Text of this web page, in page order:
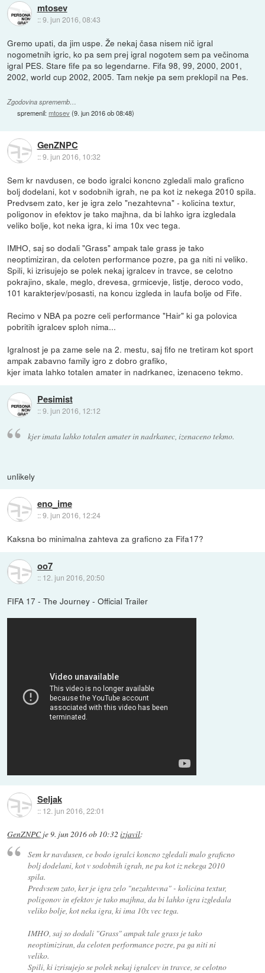
mtosev
::9. jun 2016, 08:43
Gremo upati, da jim uspe. Že nekaj časa nisem nič igral
nogometnih igric, ko pa sem prej igral nogotem sem pa večinoma
igral PES. Stare fife pa so legendarne. Fifa 98, 99, 2000, 2001,
2002, world cup 2002, 2005. Tam nekje pa sem preklopil na Pes.
Zgodovina sprememb…
spremenil:mtosev(9. jun 2016 ob 08:48)
GenZNPC
::9. jun 2016, 10:32
Sem kr navdusen, ce bodo igralci koncno zgledali malo graficno
bolj dodelani, kot v sodobnih igrah, ne pa kot iz nekega 2010 spila.
Predvsem zato, ker je igra zelo "nezahtevna" - kolicina textur,
poligonov in efektov je tako majhna, da bi lahko igra izgledala
veliko bolje, kot neka igra, ki ima 10x vec tega.
IMHO, saj so dodali "Grass" ampak tale grass je tako
neoptimiziran, da celoten performance pozre, pa ga niti ni veliko.
Spili, ki izrisujejo se polek nekaj igralcev in travce, se celotno
pokrajino, skale, meglo, drevesa, grmicevje, listje, deroco vodo,
101 karakterjev/posasti, na koncu izgleda in laufa bolje od Fife.
Recimo v NBA pa pozre celi performance "Hair" ki ga polovica
pobritih igralcev sploh nima...
Igralnost je pa zame sele na 2. mestu, saj fifo ne tretiram kot sport
ampak zabavno family igro z dobro grafiko,
kjer imata lahko totalen amater in nadrkanec, izenaceno tekmo.
Pesimist
::9. jun 2016, 12:12
kjer imata lahko totalen amater in nadrkanec, izenaceno tekmo.
unlikely
eno_ime
::9. jun 2016, 12:24
Kaksna bo minimalna zahteva za graficno za Fifa17?
oo7
:: 12. jun 2016, 20:50
FIFA 17 - The Journey - Official Trailer
Seljak
:: 12. jun 2016, 22:01
GenZNPCje9. jun 2016 ob 10:32 izjavil:
Sem kr navdusen, ce bodo igralci koncno zgledali malo graficno
bolj dodelani, kot v sodobnih igrah, ne pa kot iz nekega 2010
spila.
Predvsem zato, ker je igra zelo "nezahtevna" - kolicina textur,
poligonov in efektov je tako majhna, da bi lahko igra izgledala
veliko bolje, kot neka igra, ki ima 10x vec tega.
IMHO, saj so dodali "Grass" ampak tale grass je tako
neoptimiziran, da celoten performance pozre, pa ga niti ni
veliko.
Spili, ki izrisujejo se polek nekaj igralcev in travce, se celotno